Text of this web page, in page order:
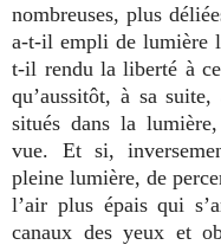
nombreuses, plus
a-t-il empli de lumière
t-il rendu la liberté à
qu’aussitôt, à sa
situés dans la
vue. Et si,
pleine lumière, de
l’air plus épais qui
canaux des yeux et